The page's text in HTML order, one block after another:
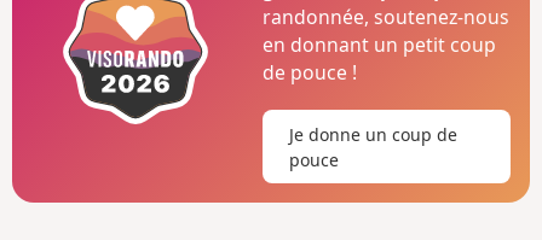
randonnée, soutenez-nous
en donnant un petit coup
de pouce !
Je donne un coup de
pouce